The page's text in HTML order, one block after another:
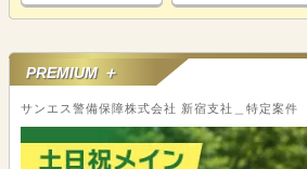
PREMIUM ＋
サンエス警備保障株式会社 新宿支社＿特定案件